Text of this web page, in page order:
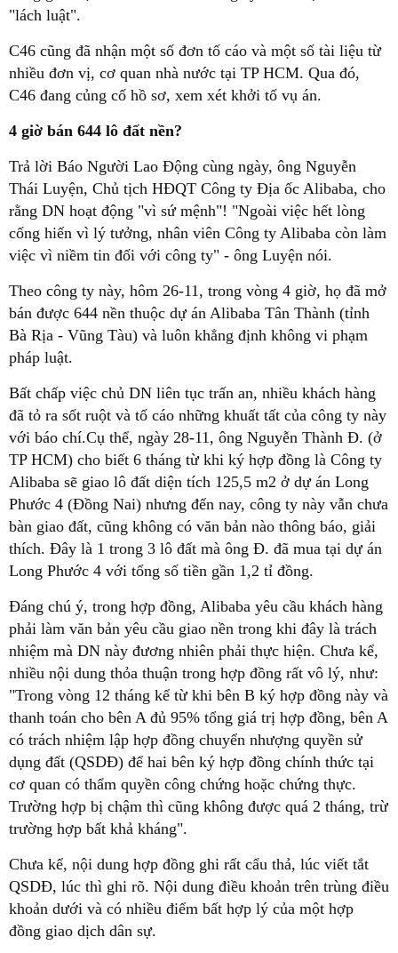
"lách luật".
C46 cũng đã nhận một số đơn tố cáo và một số tài liệu từ
nhiều đơn vị, cơ quan nhà nước tại TP HCM. Qua đó,
C46 đang củng cố hồ sơ, xem xét khởi tố vụ án.
4 giờ bán 644 lô đất nền?
Trả lời Báo Người Lao Động cùng ngày, ông Nguyễn
Thái Luyện, Chủ tịch HĐQT Công ty Địa ốc Alibaba, cho
rằng DN hoạt động "vì sứ mệnh"! "Ngoài việc hết lòng
cống hiến vì lý tưởng, nhân viên Công ty Alibaba còn làm
việc vì niềm tin đối với công ty" - ông Luyện nói.
Theo công ty này, hôm 26-11, trong vòng 4 giờ, họ đã mở
bán được 644 nền thuộc dự án Alibaba Tân Thành (tỉnh
Bà Rịa - Vũng Tàu) và luôn khẳng định không vi phạm
pháp luật.
Bất chấp việc chủ DN liên tục trấn an, nhiều khách hàng
đã tỏ ra sốt ruột và tố cáo những khuất tất của công ty này
với báo chí.Cụ thể, ngày 28-11, ông Nguyễn Thành Đ. (ở
TP HCM) cho biết 6 tháng từ khi ký hợp đồng là Công ty
Alibaba sẽ giao lô đất diện tích 125,5 m2 ở dự án Long
Phước 4 (Đồng Nai) nhưng đến nay, công ty này vẫn chưa
bàn giao đất, cũng không có văn bản nào thông báo, giải
thích. Đây là 1 trong 3 lô đất mà ông Đ. đã mua tại dự án
Long Phước 4 với tổng số tiền gần 1,2 tỉ đồng.
Đáng chú ý, trong hợp đồng, Alibaba yêu cầu khách hàng
phải làm văn bản yêu cầu giao nền trong khi đây là trách
nhiệm mà DN này đương nhiên phải thực hiện. Chưa kể,
nhiều nội dung thỏa thuận trong hợp đồng rất vô lý, như:
"Trong vòng 12 tháng kể từ khi bên B ký hợp đồng này và
thanh toán cho bên A đủ 95% tổng giá trị hợp đồng, bên A
có trách nhiệm lập hợp đồng chuyển nhượng quyền sử
dụng đất (QSDĐ) để hai bên ký hợp đồng chính thức tại
cơ quan có thẩm quyền công chứng hoặc chứng thực.
Trường hợp bị chậm thì cũng không được quá 2 tháng, trừ
trường hợp bất khả kháng".
Chưa kể, nội dung hợp đồng ghi rất cẩu thả, lúc viết tắt
QSDĐ, lúc thì ghi rõ. Nội dung điều khoản trên trùng điều
khoản dưới và có nhiều điểm bất hợp lý của một hợp
đồng giao dịch dân sự.